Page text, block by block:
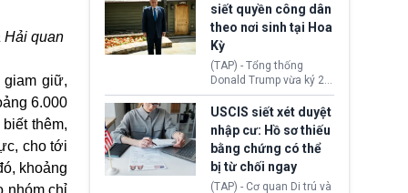
Hải quan
giữ,
6.000
thêm,
cho tới
khoảng
nhóm chỉ
USD vào một quỹ khắc
phục hậu quả. Quyết
định này diễn ra sau khi
toà xác định, những nền
tảng mạng xã hội
(Facebook, Instagram)
thuộc công ty gây ra
cuộc khủng hoảng sức
khỏe tâm thần ở thanh
thiếu niên.
siết quyền công dân
theo nơi sinh tại Hoa
Kỳ
(TAP) - Tổng thống
Donald Trump vừa ký 2
sắc lệnh hành pháp mới
nhằm siết chặt chính
sách quyền công dân
theo nơi sinh. Động thái
diễn ra sau khi Tòa án
Tối cao Hoa Kỳ
(SCOTUS) hôm 30/7
USCIS siết xét duyệt
nhập cư: Hồ sơ thiếu
bằng chứng có thể
bị từ chối ngay
(TAP) - Cơ quan Di trú và